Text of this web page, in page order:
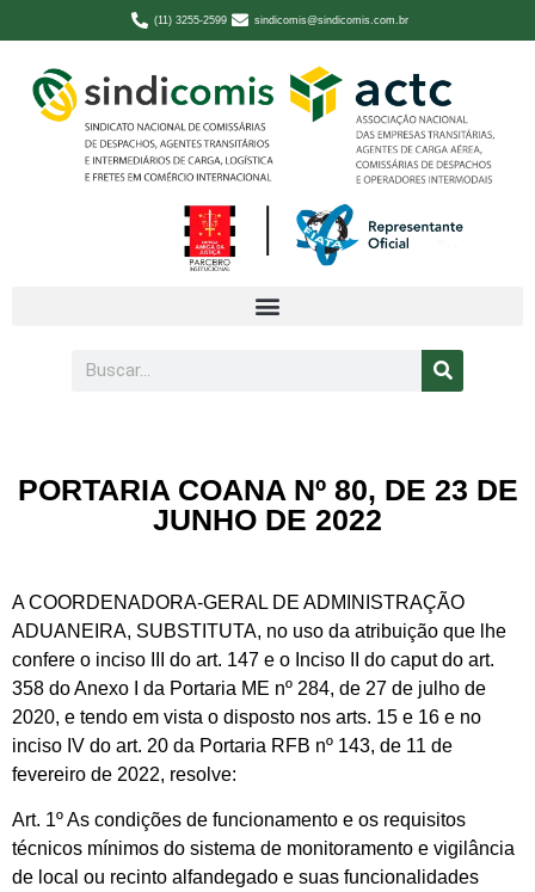
(11) 3255-2599 sindicomis@sindicomis.com.br
PORTARIA COANA Nº 80, DE 23 DE
JUNHO DE 2022
A COORDENADORA-GERAL DE ADMINISTRAÇÃO
ADUANEIRA, SUBSTITUTA, no uso da atribuição que lhe
confere o inciso III do art. 147 e o Inciso II do caput do art.
358 do Anexo I da Portaria ME nº 284, de 27 de julho de
2020, e tendo em vista o disposto nos arts. 15 e 16 e no
inciso IV do art. 20 da Portaria RFB nº 143, de 11 de
fevereiro de 2022, resolve:
Art. 1º As condições de funcionamento e os requisitos
técnicos mínimos do sistema de monitoramento e vigilância
de local ou recinto alfandegado e suas funcionalidades